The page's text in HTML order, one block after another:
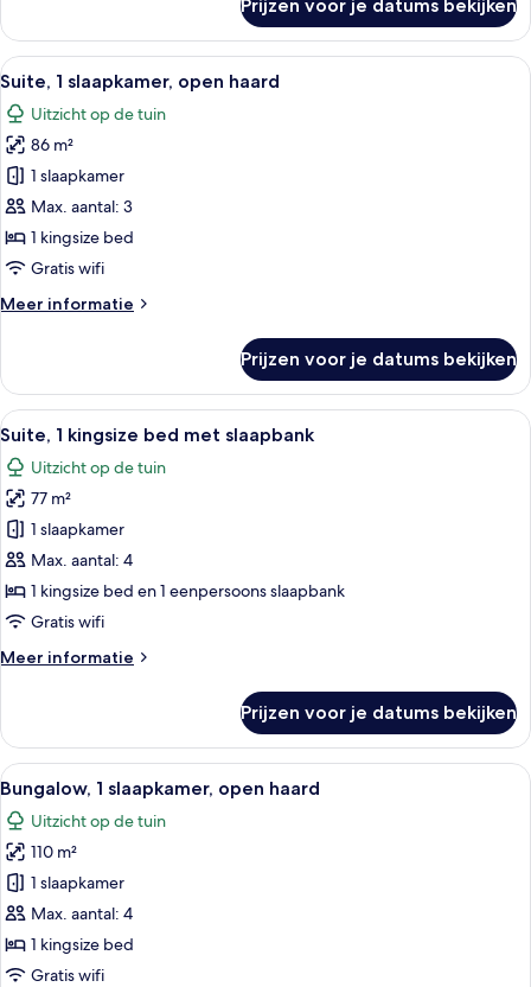
1
slaapkamer,
open
(Beverly
Hills
Suite)
Prijzen voor je datums bekijken
Alle
foto's
voor
Suite,
slaapkamer,
open
haard
Een woonkamer met een bank,
7
Suite, 1 slaapkamer, open haard
Uitzicht op de tuin
86 m²
1 slaapkamer
Max. aantal: 3
1 kingsize bed
Gratis wifi
Meer informatie
Meer
1
slaapkamer,
open
Prijzen voor je datums bekijken
Alle
foto's
voor
Suite,
kingsize
bed
met
laden
Een moderne woonkamer met een
10
Suite, 1 kingsize bed met slaapbank
Uitzicht op de tuin
77 m²
1 slaapkamer
Max. aantal: 4
1 kingsize bed en 1 eenpersoons slaapbank
Gratis wifi
Meer informatie
Meer
1
kingsize
bed
slaapbank
Prijzen voor je datums bekijken
Alle
foto's
voor
Bungalow,
slaapkamer,
open
haard
Een ruime woonkamer met een
9
Bungalow, 1 slaapkamer, open haard
Uitzicht op de tuin
110 m²
1 slaapkamer
Max. aantal: 4
1 kingsize bed
Gratis wifi